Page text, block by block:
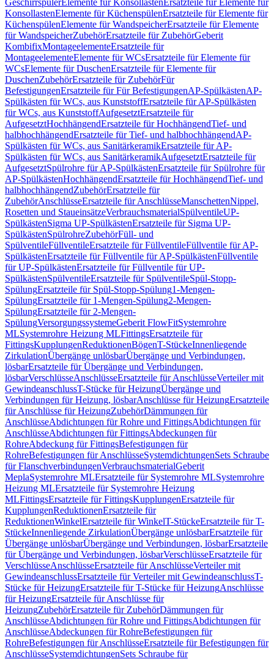
GeschirrspülerElemente für KonsollastenErsatzteile für Elemente für
KonsollastenElemente für KüchenspülenErsatzteile für Elemente für
KüchenspülenElemente für WandspeicherErsatzteile für Elemente
für WandspeicherZubehörErsatzteile für ZubehörGeberit
KombifixMontageelementeErsatzteile für
MontageelementeElemente für WCsErsatzteile für Elemente für
WCsElemente für DuschenErsatzteile für Elemente für
DuschenZubehörErsatzteile für ZubehörFür
BefestigungenErsatzteile für Für BefestigungenAP-SpülkästenAP-
Spülkästen für WCs, aus KunststoffErsatzteile für AP-Spülkästen
für WCs, aus KunststoffAufgesetztErsatzteile für
AufgesetztHochhängendErsatzteile für HochhängendTief- und
halbhochhängendErsatzteile für Tief- und halbhochhängendAP-
Spülkästen für WCs, aus SanitärkeramikErsatzteile für AP-
Spülkästen für WCs, aus SanitärkeramikAufgesetztErsatzteile für
AufgesetztSpülrohre für AP-SpülkästenErsatzteile für Spülrohre für
AP-SpülkästenHochhängendErsatzteile für HochhängendTief- und
halbhochhängendZubehörErsatzteile für
ZubehörAnschlüsseErsatzteile für AnschlüsseManschettenNippel,
Rosetten und StaueinsätzeVerbrauchsmaterialSpülventileUP-
SpülkästenSigma UP-SpülkästenErsatzteile für Sigma UP-
SpülkästenSpülrohreZubehörFüll- und
SpülventileFüllventileErsatzteile für FüllventileFüllventile für AP-
SpülkästenErsatzteile für Füllventile für AP-SpülkästenFüllventile
für UP-SpülkästenErsatzteile für Füllventile für UP-
SpülkästenSpülventileErsatzteile für SpülventileSpül-Stopp-
SpülungErsatzteile für Spül-Stopp-Spülung1-Mengen-
SpülungErsatzteile für 1-Mengen-Spülung2-Mengen-
SpülungErsatzteile für 2-Mengen-
SpülungVersorgungssystemeGeberit FlowFitSystemrohre
MLSystemrohre Heizung MLFittingsErsatzteile für
FittingsKupplungenReduktionenBögenT-StückeInnenliegende
ZirkulationÜbergänge unlösbarÜbergänge und Verbindungen,
lösbarErsatzteile für Übergänge und Verbindungen,
lösbarVerschlüsseAnschlüsseErsatzteile für AnschlüsseVerteiler mit
GewindeanschlussT-Stücke für HeizungÜbergänge und
Verbindungen für Heizung, lösbarAnschlüsse für HeizungErsatzteile
für Anschlüsse für HeizungZubehörDämmungen für
AnschlüsseAbdichtungen für Rohre und FittingsAbdichtungen für
AnschlüsseAbdichtungen für FittingsAbdeckungen für
RohreAbdeckung für FittingsBefestigungen für
RohreBefestigungen für AnschlüsseSystemdichtungenSets Schraube
für FlanschverbindungenVerbrauchsmaterialGeberit
MeplaSystemrohre MLErsatzteile für Systemrohre MLSystemrohre
Heizung MLErsatzteile für Systemrohre Heizung
MLFittingsErsatzteile für FittingsKupplungenErsatzteile für
KupplungenReduktionenErsatzteile für
ReduktionenWinkelErsatzteile für WinkelT-StückeErsatzteile für T-
StückeInnenliegende ZirkulationÜbergänge unlösbarErsatzteile für
Übergänge unlösbarÜbergänge und Verbindungen, lösbarErsatzteile
für Übergänge und Verbindungen, lösbarVerschlüsseErsatzteile für
VerschlüsseAnschlüsseErsatzteile für AnschlüsseVerteiler mit
GewindeanschlussErsatzteile für Verteiler mit GewindeanschlussT-
Stücke für HeizungErsatzteile für T-Stücke für HeizungAnschlüsse
für HeizungErsatzteile für Anschlüsse für
HeizungZubehörErsatzteile für ZubehörDämmungen für
AnschlüsseAbdichtungen für Rohre und FittingsAbdichtungen für
AnschlüsseAbdeckungen für RohreBefestigungen für
RohreBefestigungen für AnschlüsseErsatzteile für Befestigungen für
AnschlüsseSystemdichtungenSets Schraube für